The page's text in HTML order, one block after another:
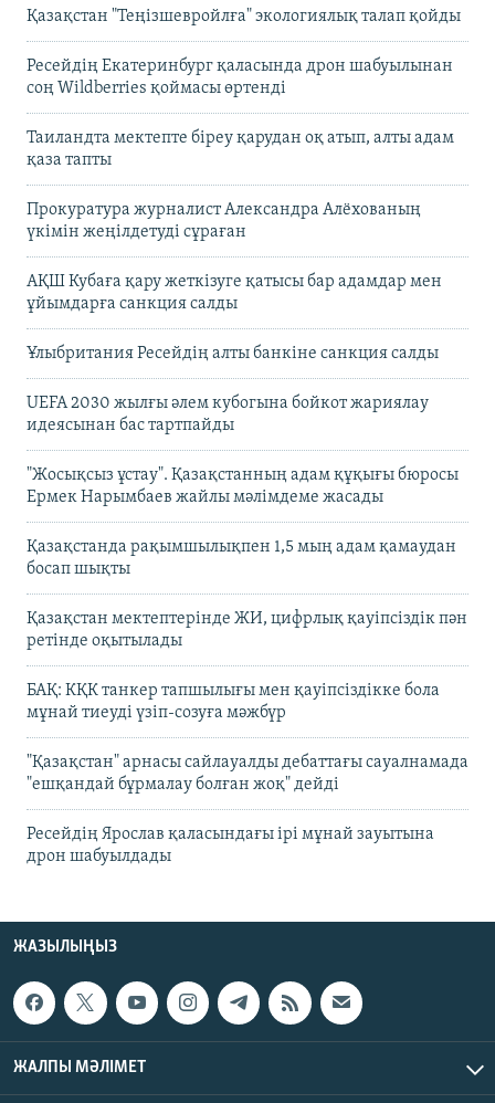
Қазақстан "Теңізшевройлға" экологиялық талап қойды
Ресейдің Екатеринбург қаласында дрон шабуылынан
соң Wildberries қоймасы өртенді
Таиландта мектепте біреу қарудан оқ атып, алты адам
қаза тапты
Прокуратура журналист Александра Алёхованың
үкімін жеңілдетуді сұраған
АҚШ Кубаға қару жеткізуге қатысы бар адамдар мен
ұйымдарға санкция салды
Ұлыбритания Ресейдің алты банкіне санкция салды
UEFA 2030 жылғы әлем кубогына бойкот жариялау
идеясынан бас тартпайды
"Жосықсыз ұстау". Қазақстанның адам құқығы бюросы
Ермек Нарымбаев жайлы мәлімдеме жасады
Қазақстанда рақымшылықпен 1,5 мың адам қамаудан
босап шықты
Қазақстан мектептерінде ЖИ, цифрлық қауіпсіздік пән
ретінде оқытылады
БАҚ: КҚК танкер тапшылығы мен қауіпсіздікке бола
мұнай тиеуді үзіп-созуға мәжбүр
"Қазақстан" арнасы сайлауалды дебаттағы сауалнамада
"ешқандай бұрмалау болған жоқ" дейді
Ресейдің Ярослав қаласындағы ірі мұнай зауытына
дрон шабуылдады
ЖАЗЫЛЫҢЫЗ
ЖАЛПЫ МӘЛІМЕТ